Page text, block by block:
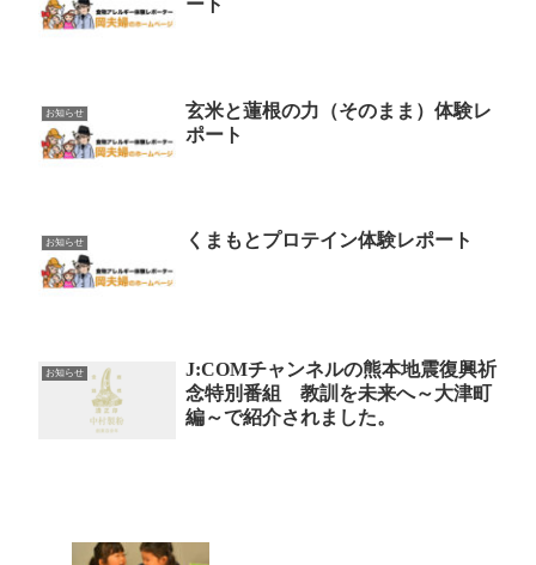
ート
お知らせ
玄米と蓮根の力（そのまま）体験レ
ポート
お知らせ くまもとプロテイン体験レポート
お知らせ
J:COMチャンネルの熊本地震復興祈
念特別番組 教訓を未来へ～大津町
編～で紹介されました。